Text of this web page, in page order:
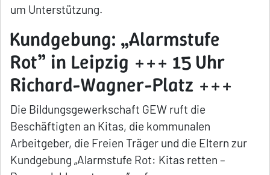
um Unterstützung.
Kundgebung: „Alarmstufe
Rot” in Leipzig +++ 15 Uhr
Richard-Wagner-Platz +++
Die Bildungsgewerkschaft GEW ruft die
Beschäftigten an Kitas, die kommunalen
Arbeitgeber, die Freien Träger und die Eltern zur
Kundgebung „Alarmstufe Rot: Kitas retten –